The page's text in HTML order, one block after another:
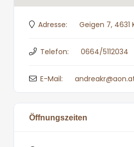
Adresse: Geigen 7, 4631
Telefon: 0664/5112034
E-Mail:
Öffnungszeiten